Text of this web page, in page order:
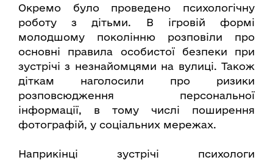
Окремо було проведено психологічну
роботу з дітьми. В ігровій формі
молодшому поколінню розповіли про
основні правила особистої безпеки при
зустрічі з незнайомцями на вулиці. Також
діткам наголосили про ризики
розповсюдження персональної
інформації, в тому числі поширення
фотографій, у соціальних мережах.
Наприкінці зустрічі психологи